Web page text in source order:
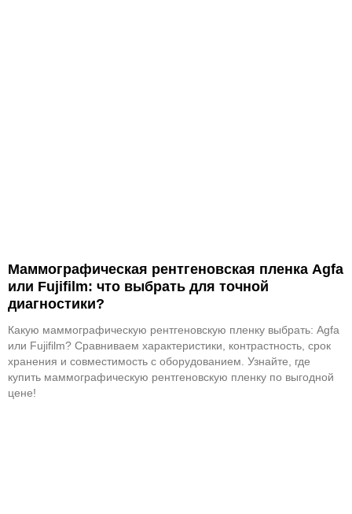
Маммографическая рентгеновская пленка Agfa
или Fujifilm: что выбрать для точной
диагностики?
Какую маммографическую рентгеновскую пленку выбрать: Agfa
или Fujifilm? Сравниваем характеристики, контрастность, срок
хранения и совместимость с оборудованием. Узнайте, где
купить маммографическую рентгеновскую пленку по выгодной
цене!